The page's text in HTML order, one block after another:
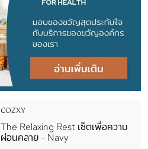
COZXY
The Relaxing Rest เซ็ตเพื่อความ
ผ่อนคลาย - Navy